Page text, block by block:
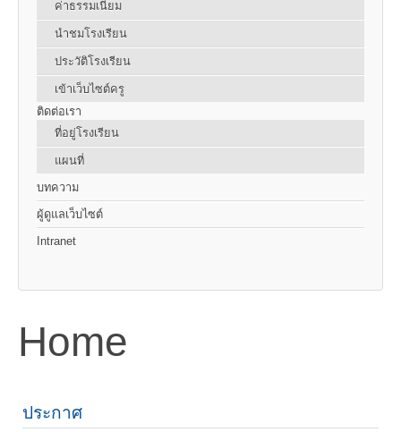
ค่าธรรมเนียม
นำชมโรงเรียน
ประวัติโรงเรียน
เข้าเว็บไซต์ครู
ติดต่อเรา
ที่อยู่โรงเรียน
แผนที่
บทความ
ผู้ดูแลเว็บไซต์
Intranet
Home
ประกาศ